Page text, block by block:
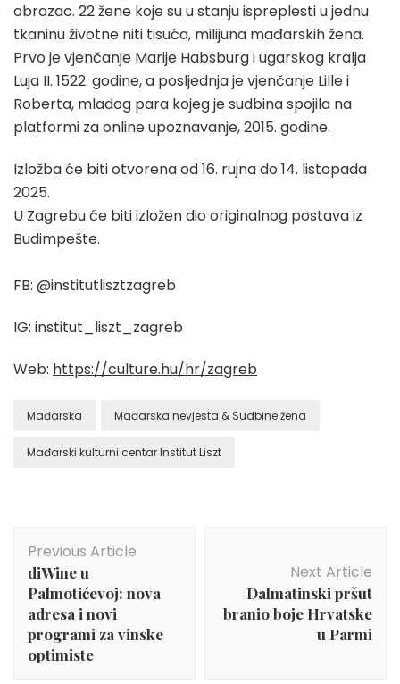
obrazac. 22 žene koje su u stanju ispreplesti u jednu
tkaninu životne niti tisuća, milijuna mađarskih žena.
Prvo je vjenčanje Marije Habsburg i ugarskog kralja
Luja II. 1522. godine, a posljednja je vjenčanje Lille i
Roberta, mladog para kojeg je sudbina spojila na
platformi za online upoznavanje, 2015. godine.
Izložba će biti otvorena od 16. rujna do 14. listopada
2025.
U Zagrebu će biti izložen dio originalnog postava iz
Budimpešte.
FB: @institutlisztzagreb
IG: institut_liszt_zagreb
Web: https://culture.hu/hr/zagreb
Mađarska Mađarska nevjesta & Sudbine žena
Mađarski kulturni centar Institut Liszt
Navigation
Previous Article
diWine u
Palmotićevoj: nova
adresa i novi
programi za vinske
optimiste
Next Article
Dalmatinski pršut
branio boje Hrvatske
u Parmi